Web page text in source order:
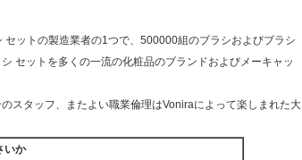
ットの製造業者の1つで、500000組のブラシおよびブラシ
セットを多くの一流の化粧品のブランドおよびメーキャッ
スタッフ、またよい職業倫理はVoniraによって楽しまれた大
いか